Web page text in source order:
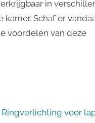
in
Schaf er
voordelen van deze
N
Ringverlichting voor